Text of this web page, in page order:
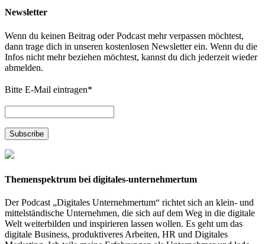
Newsletter
Wenn du keinen Beitrag oder Podcast mehr verpassen möchtest,
dann trage dich in unseren kostenlosen Newsletter ein. Wenn du die
Infos nicht mehr beziehen möchtest, kannst du dich jederzeit wieder
abmelden.
Bitte E-Mail eintragen*
Themenspektrum bei digitales-unternehmertum
Der Podcast „Digitales Unternehmertum“ richtet sich an klein- und
mittelständische Unternehmen, die sich auf dem Weg in die digitale
Welt weiterbilden und inspirieren lassen wollen. Es geht um das
digitale Business, produktiveres Arbeiten, HR und Digitales